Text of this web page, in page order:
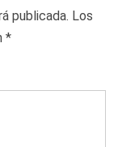
publicada. Los
*